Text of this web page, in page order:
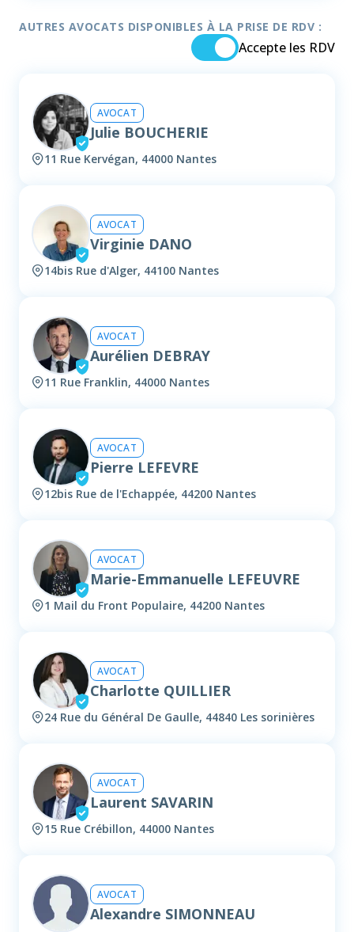
AUTRES AVOCATS DISPONIBLES À LA PRISE DE RDV :
Accepte les RDV
AVOCAT
Julie BOUCHERIE
11 Rue Kervégan, 44000 Nantes
AVOCAT
Virginie DANO
14bis Rue d'Alger, 44100 Nantes
AVOCAT
Aurélien DEBRAY
11 Rue Franklin, 44000 Nantes
AVOCAT
Pierre LEFEVRE
12bis Rue de l'Echappée, 44200 Nantes
AVOCAT
Marie-Emmanuelle LEFEUVRE
1 Mail du Front Populaire, 44200 Nantes
AVOCAT
Charlotte QUILLIER
24 Rue du Général De Gaulle, 44840 Les sorinières
AVOCAT
Laurent SAVARIN
15 Rue Crébillon, 44000 Nantes
AVOCAT
Alexandre SIMONNEAU